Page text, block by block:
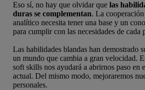
Eso sí, no hay que olvidar que las
duras se complementan. La
analítico necesita tener una base y un
para cumplir con las necesidades de cada
Las habilidades blandas han demostrado
un mundo que cambia a gran velocidad.
soft skills nos ayudará a abrirnos paso en
actual. Del mismo modo, mejoraremos
personales.